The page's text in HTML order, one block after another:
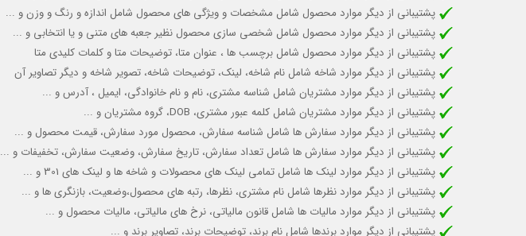
پشتیبانی از دیگر موارد محصول شامل مشخصات و ویژگی های محصول شامل اندازه و رنگ و وزنو ...
پشتیبانی از دیگر موارد محصول شامل شخصی سازی محصول نظیر جعبه های متنی و یا انتخابی و ...
پشتیبانی از دیگر موارد محصول شامل برچسب ها ، عنوان متا، توضیحات متا و کلمات کلیدی متا
پشتیبانی از دیگر موارد شاخه شامل نام شاخه، لینک، توضیحات شاخه، تصویر شاخه و دیگر تصاویر آن
پشتیبانی از دیگر موارد مشتریان شامل شناسه مشتری، نام و نام خانوادگی، ایمیل ، آدرس و ...
پشتیبانی از دیگر موارد مشتریان شامل کلمه عبور مشتری، DOB، گروه مشتریان و ...
پشتیبانی از دیگر موارد سفارش ها شامل شناسه سفارش، محصول مورد سفارش، قیمت محصول و ...
پشتیبانی از دیگر موارد سفارش ها شامل تعداد سفارش، تاریخ سفارش، وضعیت سفارش، تخفیفات و ...
پشتیبانی از دیگر موارد لینک ها شامل تمامی لینک های محصولات و شاخه ها و لینک های 301 و ...
پشتیبانی از دیگر موارد نظرها شامل نام مشتری، نظرها، رتبه های محصول،وضعیت، بازنگری ها و ...
پشتیبانی از دیگر موارد مالیات ها شامل قانون مالیاتی، نرخ های مالیاتی، مالیات محصول و ...
پشتیبانی از دیگر موارد برندها شامل نام برند، توضیحات برند، تصاویر برند و ...